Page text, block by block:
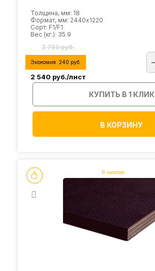
Толщина, мм: 18
Формат, мм: 2440х1220
Сорт: F1/F1
Вес (кг.): 35.9
2 780 руб.
Экономия: 240 руб.
2 540 руб./лист
КУПИТЬ В 1 КЛИК
В КОРЗИНУ